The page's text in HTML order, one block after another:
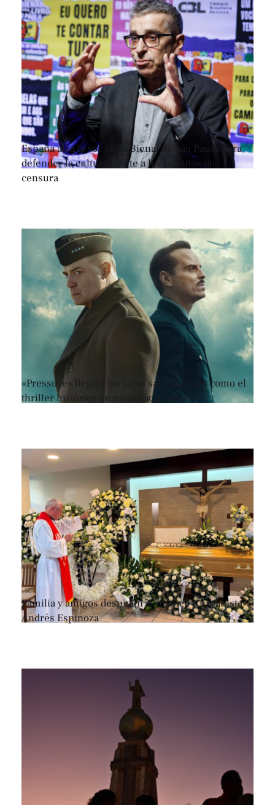
España alza la voz en la Bienal de São Paulo para
defender la cultura frente a los intentos de
censura
«Pressure» llega a las salas salvadoreñas como el
thriller histórico de estas vacaciones
Familia y amigos despiden al músico y urbanista
Andrés Espinoza